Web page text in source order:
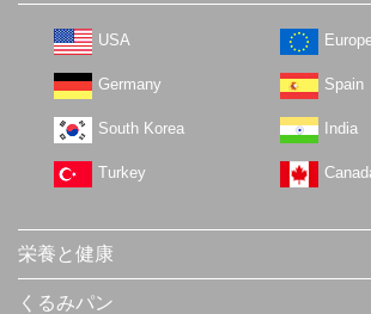
USA
Germany Spain
South Korea India
Turkey
栄養と健康
くるみパン